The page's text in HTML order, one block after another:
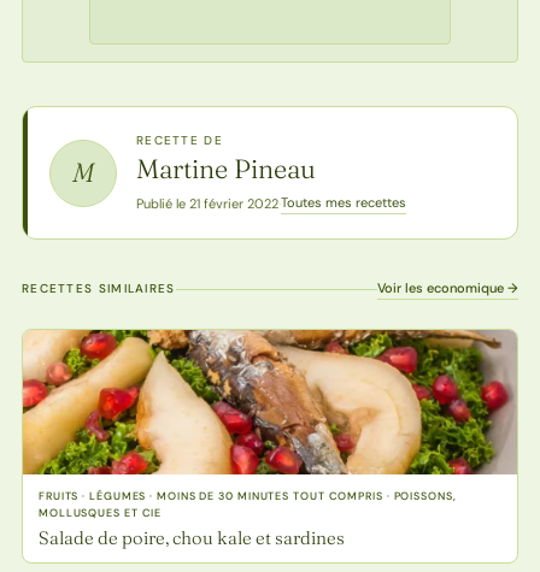
M
RECETTE DE
Martine Pineau
Publié le 21 février 2022·Toutes mes recettes
RECETTES SIMILAIRES Voir les economique →
FRUITS · LÉGUMES · MOINS DE 30 MINUTES TOUT COMPRIS · POISSONS,
MOLLUSQUES ET CIE
Salade de poire, chou kale et sardines